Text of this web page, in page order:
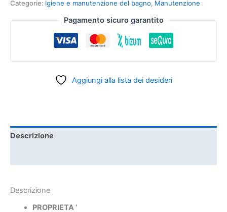
Categorie: Igiene e manutenzione del bagno, Manutenzione
Pagamento sicuro garantito
Aggiungi alla lista dei desideri
Descrizione
Descrizione
PROPRIETA ‘